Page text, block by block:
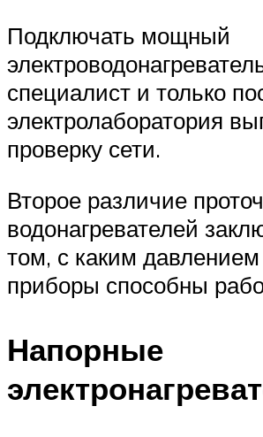
Подключать мощный
специалист и только
электролаборатория
проверку сети.
Второе различие
водонагревателей
том, с каким
приборы способны
Напорные